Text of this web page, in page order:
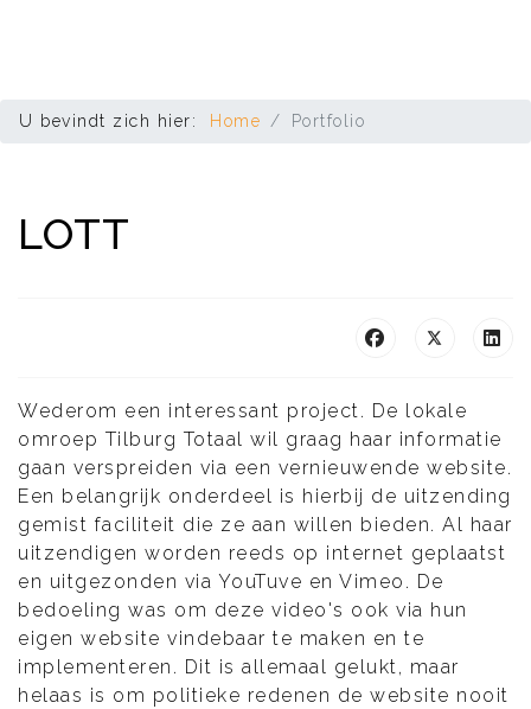
U bevindt zich hier: Home Portfolio
LOTT
Wederom een interessant project. De lokale
omroep Tilburg Totaal wil graag haar informatie
gaan verspreiden via een vernieuwende website.
Een belangrijk onderdeel is hierbij de uitzending
gemist faciliteit die ze aan willen bieden. Al haar
uitzendigen worden reeds op internet geplaatst
en uitgezonden via YouTuve en Vimeo. De
bedoeling was om deze video's ook via hun
eigen website vindebaar te maken en te
implementeren. Dit is allemaal gelukt, maar
helaas is om politieke redenen de website nooit